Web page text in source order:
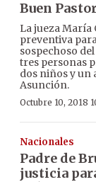
Buen
La jueza María
preventiva
sospechoso
tres personas
dos niños y un
Asunción.
Octubre 10, 2018
Nacionales
Padre de
justicia